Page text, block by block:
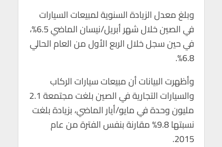
وبلغ معدل الزيادة السنوية لمبيعات السيارات
في الصين خلال شهر أبريل/نيسان الماضي 6.5%،
في حين سجل خلال الربع الأول من العام الحالي
6.8%.
وأظهرت البيانات أن مبيعات سيارات الركاب
والسيارات التجارية في الصين بلغت مجتمعة 2.1
مليون وحدة في مايو/أيار الماضي، بزيادة بلغت
نسبتها 9.8% مقارنة بنفس الفترة من عام
2015.